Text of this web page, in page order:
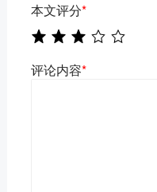
本文评分*
评论内容*